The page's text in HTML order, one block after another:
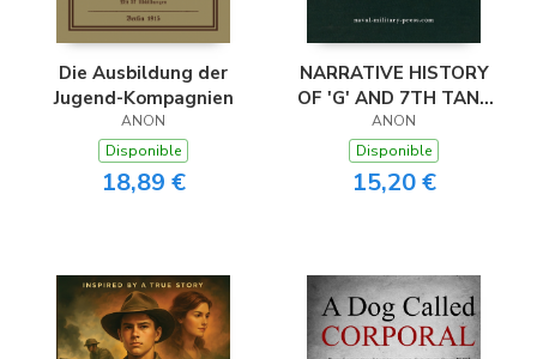
Die Ausbildung der
Jugend-Kompagnien
ANON
Disponible
18,89 €
NARRATIVE HISTORY
OF 'G' AND 7TH TANK
BATTALION
ANON
Disponible
15,20 €